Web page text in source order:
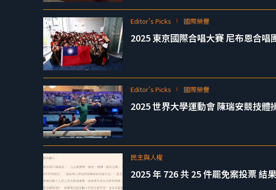
Editor's Picks 國際榮譽
2025 東京國際合唱大賽 尼布恩合唱
Editor's Picks 國際榮譽
2025 世界大學運動會 陳瑞安競技
民主與人權
2025 年 726 共 25 件罷免案投票 結